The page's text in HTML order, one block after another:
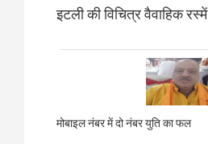
इटली की विचित्र वैवाहिक रस्में
मोबाइल नंबर में दो नंबर युति का फल